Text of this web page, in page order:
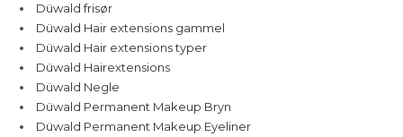
Düwald frisør
Düwald Hair extensions gammel
Düwald Hair extensions typer
Düwald Hairextensions
Düwald Negle
Düwald Permanent Makeup Bryn
Düwald Permanent Makeup Eyeliner